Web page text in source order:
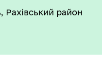
Рахівський район